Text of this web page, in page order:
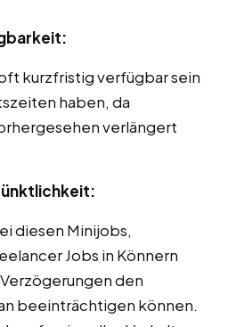
kurzfristig verfügbar sein
haben, da
verlängert
diesen Minijobs,
Jobs in Könnern
den
beeinträchtigen können.